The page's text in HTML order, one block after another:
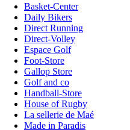
Basket-Center
Daily Bikers
Direct Running
Direct-Volley
Espace Golf
Foot-Store
Gallop Store
Golf and co
Handball-Store
House of Rugby
La sellerie de Maé
Made in Paradis